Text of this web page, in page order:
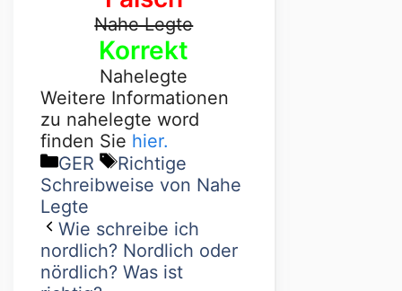
Nahe Legte
Korrekt
Nahelegte
Weitere Informationen
zu nahelegte word
finden Sie hier.
GER
Richtige
Schreibweise von Nahe
Legte
Wie schreibe ich
nordlich? Nordlich oder
nördlich? Was ist